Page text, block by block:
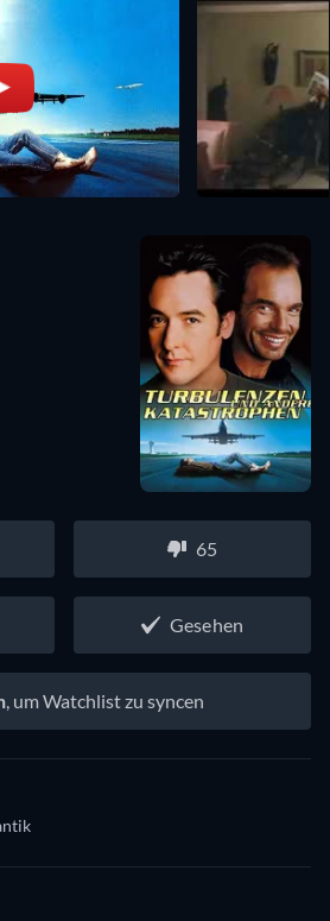
65
Gesehen
, um Watchlist zu syncen